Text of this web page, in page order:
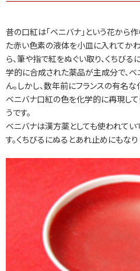
昔の口紅は「ベニバナ」という花から
た赤い色素の液体を小皿に入れてかわ
ら、筆や指で紅をぬぐい取り、くちび
学的に合成された薬品が主成分で、
ん。しかし、数年前にフランスの有名
ベニバナ口紅の色を化学的に再現し
うです。
ベニバナは漢方薬としても使われてい
す。くちびるにぬるとあれ止めにもなり